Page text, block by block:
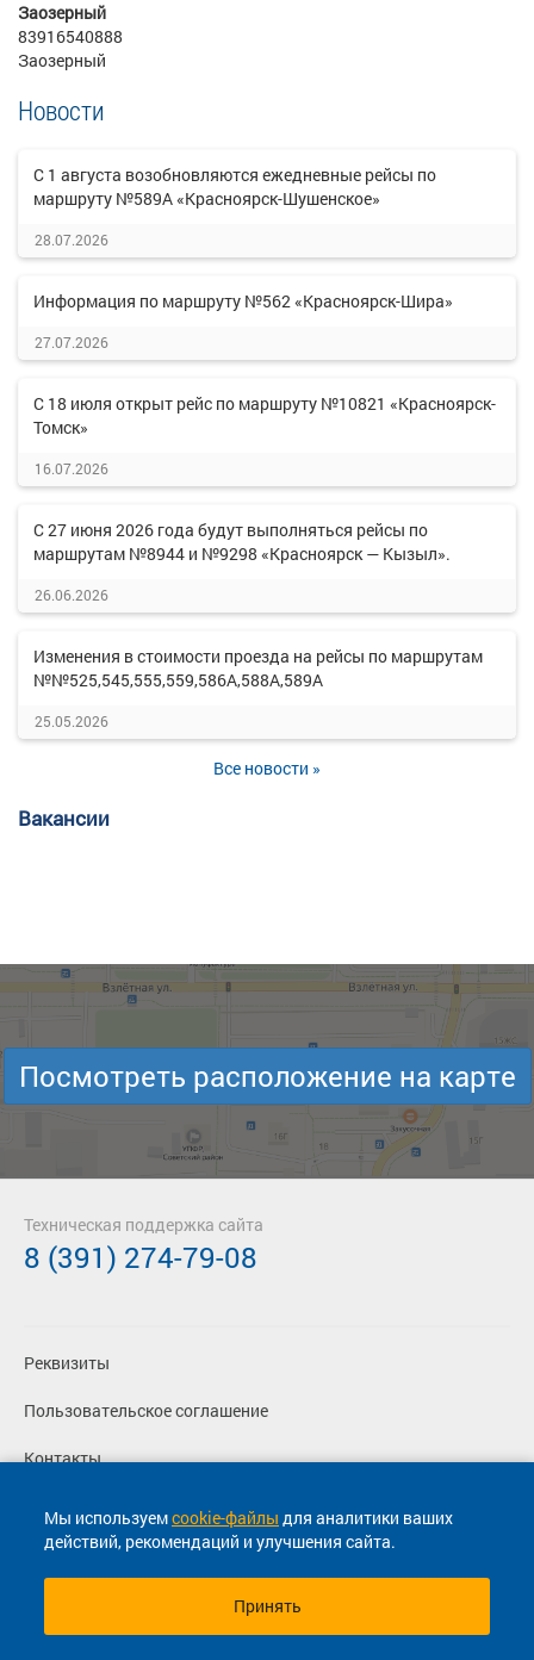
Заозерный
83916540888
Заозерный
Новости
С 1 августа возобновляются ежедневные рейсы по
маршруту №589А «Красноярск-Шушенское»
28.07.2026
Информация по маршруту №562 «Красноярск-Шира»
27.07.2026
С 18 июля открыт рейс по маршруту №10821 «Красноярск-
Томск»
16.07.2026
С 27 июня 2026 года будут выполняться рейсы по
маршрутам №8944 и №9298 «Красноярск — Кызыл».
26.06.2026
Изменения в стоимости проезда на рейсы по маршрутам
№№525,545,555,559,586А,588А,589А
25.05.2026
Все новости »
Вакансии
Мы используемcookie-файлы для аналитики ваших
действий, рекомендаций и улучшения сайта.
Принять
Посмотреть расположение на карте
Реквизиты
Пользовательское соглашение
Контакты
Политика конфиденциальности
Перевозчикам
Техническая поддержка сайта
8 (391) 274-79-08
© 2013-2026, ООО "Капитал"- Онлайн сервис продажи